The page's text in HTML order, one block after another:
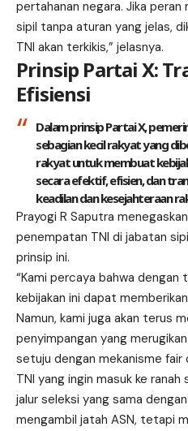
pertahanan negara. Jika
sipil tanpa aturan yang jelas,
TNI akan terkikis,” jelasnya.
Prinsip Partai X:
Efisiensi
Dalam prinsip Partai X,
sebagian kecil rakyat yang
rakyat untuk membuat
secara efektif, efisien, dan
keadilan dan kesejahteraan
Prayogi R Saputra
penempatan TNI di jabatan
prinsip ini.
“Kami percaya bahwa dengan
kebijakan ini dapat
Namun, kami juga akan terus
penyimpangan yang
setuju dengan mekanisme
TNI yang ingin masuk ke ranah
jalur seleksi yang sama
mengambil jatah ASN, tetapi